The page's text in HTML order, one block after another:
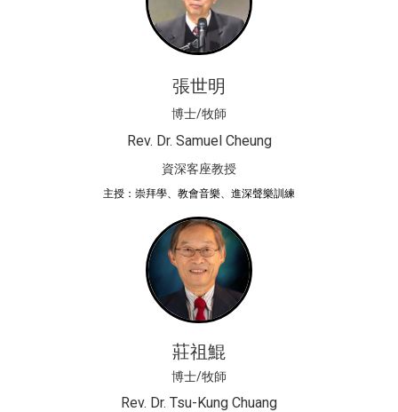
張世明
博士/牧師
Rev. Dr. Samuel Cheung
資深客座教授
主授：崇拜學、教會音樂、進深聲樂訓練
莊祖鯤
博士/牧師
Rev. Dr. Tsu-Kung Chuang